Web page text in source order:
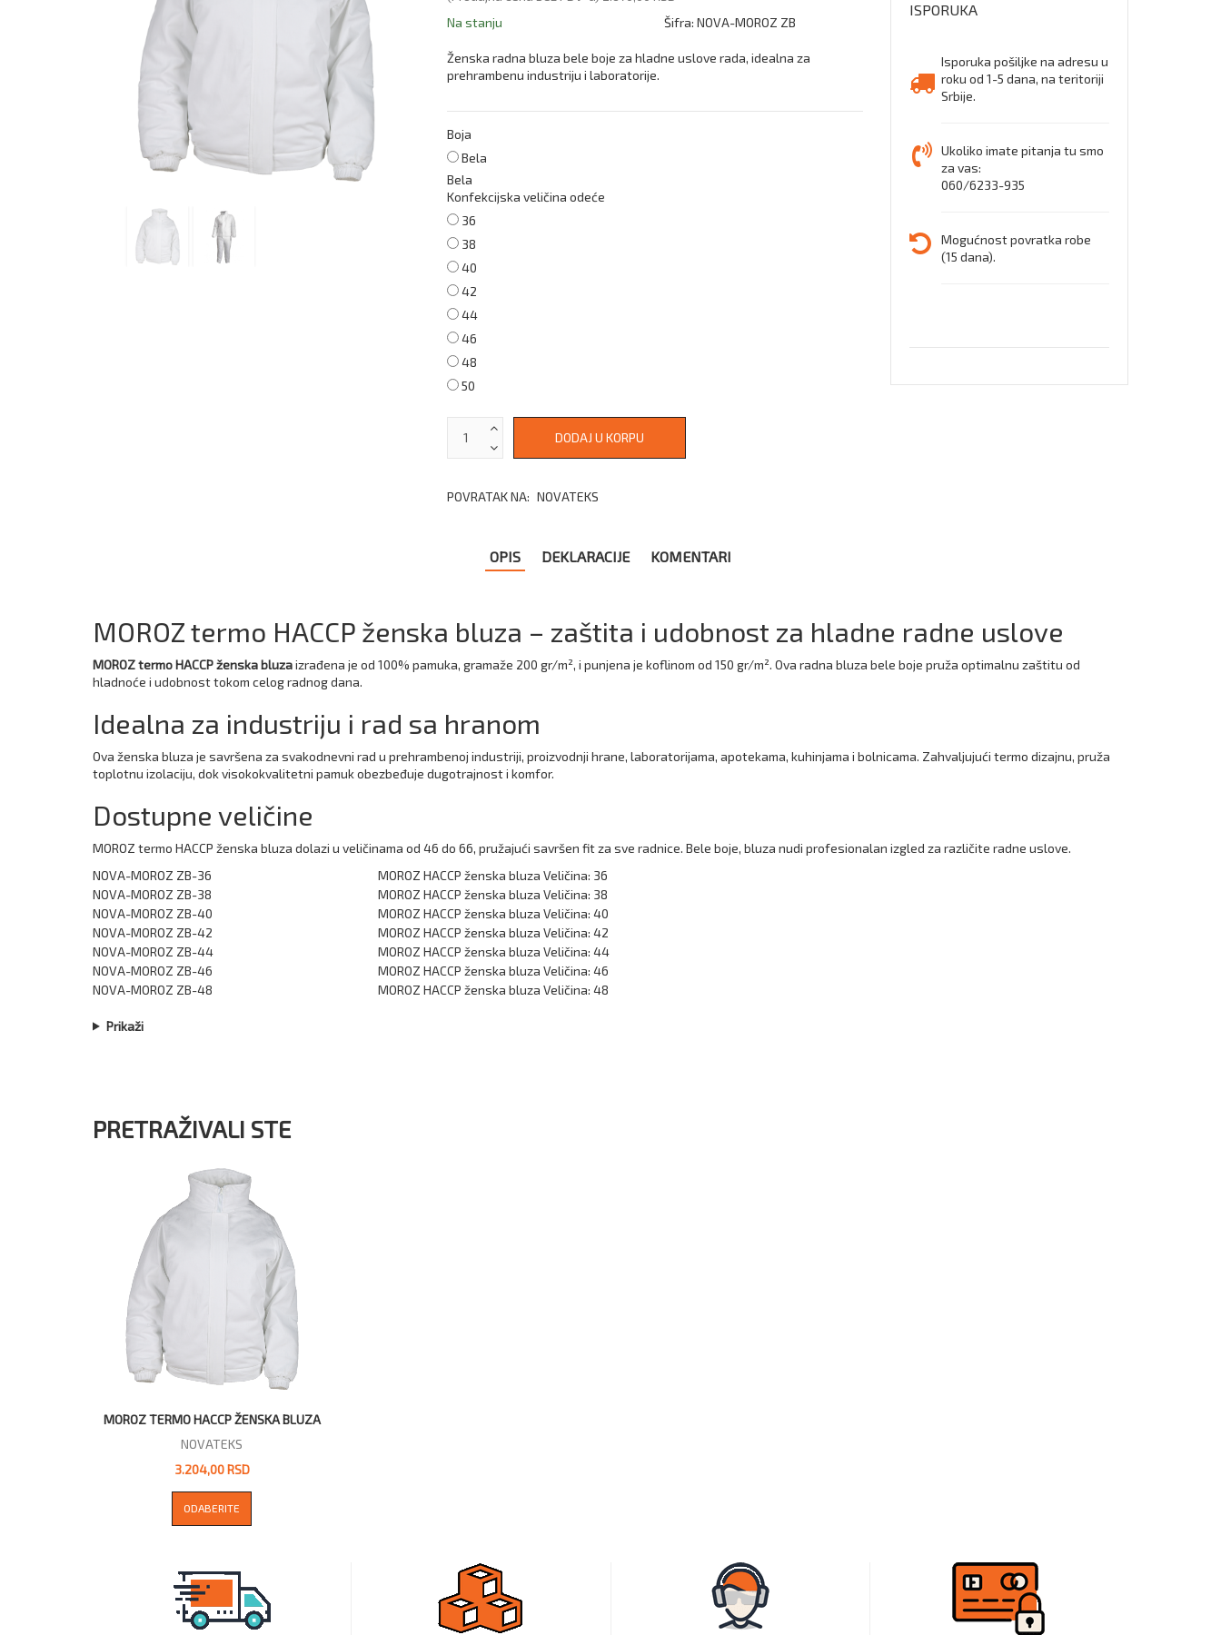
Na stanju
Šifra: NOVA-MOROZ ZB
Ženska radna bluza bele boje za hladne uslove rada, idealna za
prehrambenu industriju i laboratorije.
Boja
Bela
Bela
Konfekcijska veličina odeće
36
38
40
42
44
46
48
50
POVRATAK NA: NOVATEKS
ISPORUKA
Isporuka pošiljke na adresu u
roku od 1-5 dana, na teritoriji
Srbije.
Ukoliko imate pitanja tu smo
za vas:
060/6233-935
Mogućnost povratka robe
(15 dana).
OPIS DEKLARACIJE KOMENTARI
MOROZ termo HACCP ženska bluza – zaštita i udobnost za hladne radne uslove
MOROZ termo HACCP ženska bluzaizrađena je od 100% pamuka, gramaže 200 gr/m², i punjena je koflinom od 150 gr/m². Ova radna bluza bele boje pruža optimalnu zaštitu od
hladnoće i udobnost tokom celog radnog dana.
Idealna za industriju i rad sa hranom
Ova ženska bluza je savršena za svakodnevni rad u prehrambenoj industriji, proizvodnji hrane, laboratorijama, apotekama, kuhinjama i bolnicama. Zahvaljujući termo dizajnu, pruža
toplotnu izolaciju, dok visokokvalitetni pamuk obezbeđuje dugotrajnost i komfor.
Dostupne veličine
MOROZ termo HACCP ženska bluza dolazi u veličinama od 46 do 66, pružajući savršen fit za sve radnice. Bele boje, bluza nudi profesionalan izgled za različite radne uslove.
NOVA-MOROZ ZB-36
MOROZ HACCP ženska bluza Veličina: 36
NOVA-MOROZ ZB-38
MOROZ HACCP ženska bluza Veličina: 38
NOVA-MOROZ ZB-40
MOROZ HACCP ženska bluza Veličina: 40
NOVA-MOROZ ZB-42
MOROZ HACCP ženska bluza Veličina: 42
NOVA-MOROZ ZB-44
MOROZ HACCP ženska bluza Veličina: 44
NOVA-MOROZ ZB-46
MOROZ HACCP ženska bluza Veličina: 46
NOVA-MOROZ ZB-48
MOROZ HACCP ženska bluza Veličina: 48
Prikaži
PRETRAŽIVALI STE
MOROZ TERMO HACCP ŽENSKA BLUZA
NOVATEKS
3.204,00 RSD
ODABERITE